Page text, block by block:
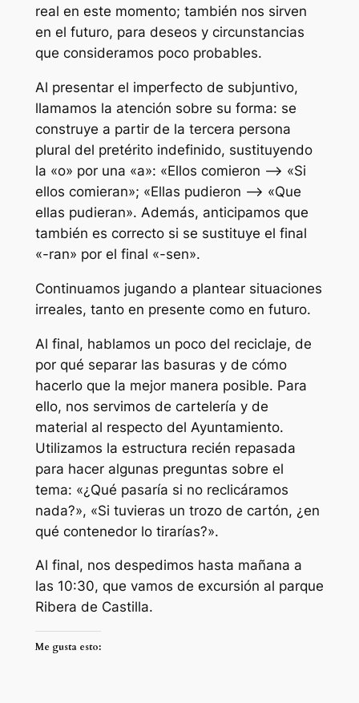
real en este momento; también nos sirven
en el futuro, para deseos y circunstancias
que consideramos poco probables.
Al presentar el imperfecto de subjuntivo,
llamamos la atención sobre su forma: se
construye a partir de la tercera persona
plural del pretérito indefinido, sustituyendo
la «o» por una «a»: «Ellos comieron –> «Si
ellos comieran»; «Ellas pudieron –> «Que
ellas pudieran». Además, anticipamos que
también es correcto si se sustituye el final
«-ran» por el final «-sen».
Continuamos jugando a plantear situaciones
irreales, tanto en presente como en futuro.
Al final, hablamos un poco del reciclaje, de
por qué separar las basuras y de cómo
hacerlo que la mejor manera posible. Para
ello, nos servimos de cartelería y de
material al respecto del Ayuntamiento.
Utilizamos la estructura recién repasada
para hacer algunas preguntas sobre el
tema: «¿Qué pasaría si no reclicáramos
nada?», «Si tuvieras un trozo de cartón, ¿en
qué contenedor lo tirarías?».
Al final, nos despedimos hasta mañana a
las 10:30, que vamos de excursión al parque
Ribera de Castilla.
Me gusta esto: